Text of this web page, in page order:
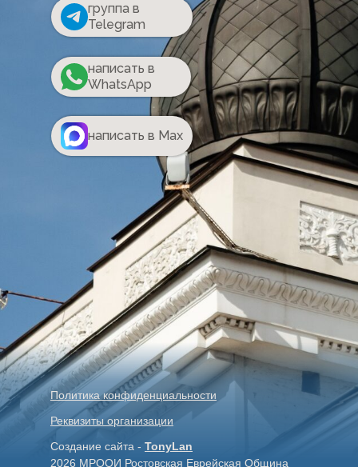
Политика конфиденциальности
Создание сайта - TonyLan
2026 МРООИ Ростовская Еврейская Община
Реквизиты организации
группа в
Telegram
написать в Max
написать в
WhatsApp